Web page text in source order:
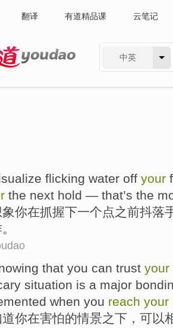
翻译 有道精品课 云笔记
中英
flicking water off your
the next hold — that’s the
你在抓握下一个点之前抖落
。
that you can trust your
situation is a major
when you reach your
你在害怕的情景之下 ， 可以